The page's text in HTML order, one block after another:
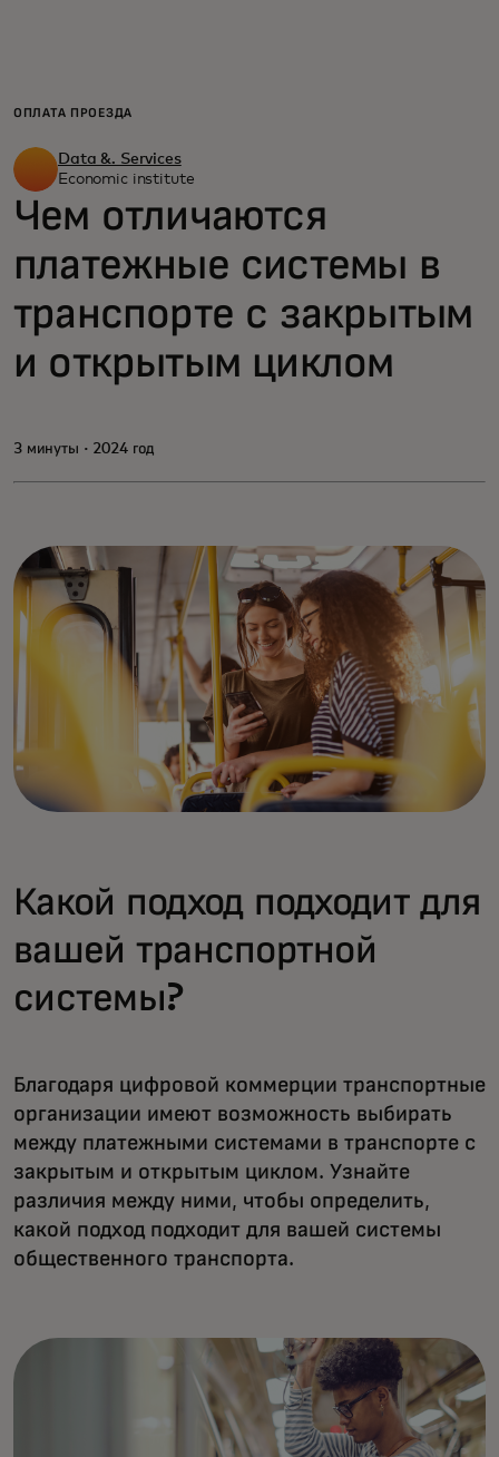
Для бизнеса
Для всего мира
Для новаторов
Новости и тренды
ОПЛАТА ПРОЕЗДА
Data &. Services
Economic institute
Чем отличаются
платежные системы в
транспорте с закрытым
и открытым циклом
3 минуты · 2024 год
Какой подход подходит для
вашей транспортной
системы?
Благодаря цифровой коммерции транспортные
организации имеют возможность выбирать
между платежными системами в транспорте с
закрытым и открытым циклом. Узнайте
различия между ними, чтобы определить,
какой подход подходит для вашей системы
общественного транспорта.